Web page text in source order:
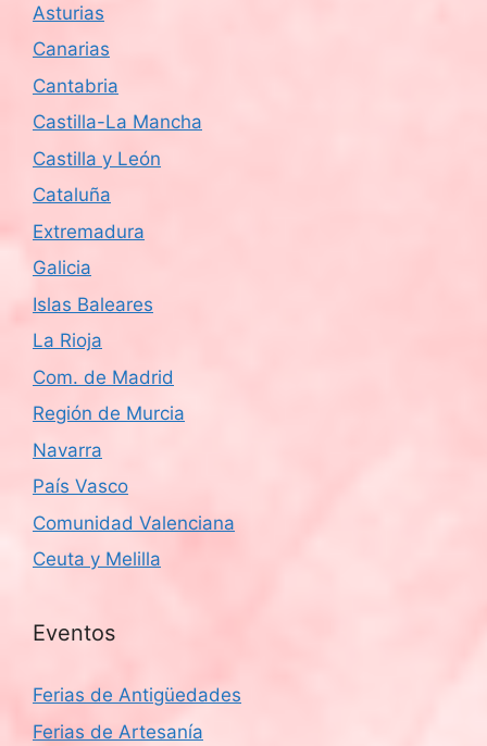
Asturias
Canarias
Cantabria
Castilla-La Mancha
Castilla y León
Cataluña
Extremadura
Galicia
Islas Baleares
La Rioja
Com. de Madrid
Región de Murcia
Navarra
País Vasco
Comunidad Valenciana
Ceuta y Melilla
Eventos
Ferias de Antigüedades
Ferias de Artesanía